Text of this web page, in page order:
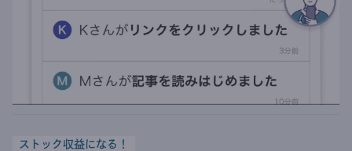
ストック収益になる！